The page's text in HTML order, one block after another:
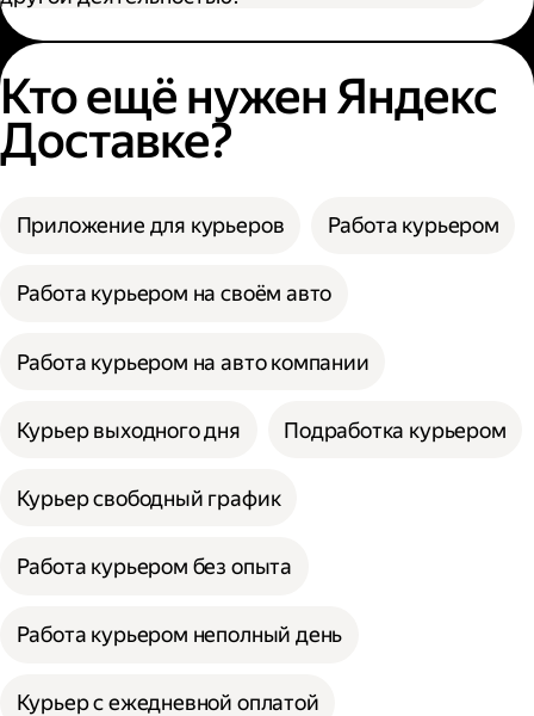
Кто ещё нужен Яндекс
Доставке?
Приложение для курьеров Работа курьером
Работа курьером на своём авто
Работа курьером на авто компании
Курьер выходного дня Подработка курьером
Курьер свободный график
Работа курьером без опыта
Работа курьером неполный день
Курьер с ежедневной оплатой